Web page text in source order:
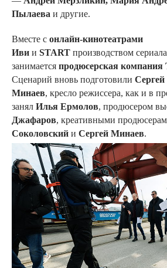
Пылаева и другие.
Вместе с онлайн-кинотеатрами
Иви и START производством сериала
занимается продюсерская компания
Сценарий вновь подготовили
Минаев, кресло режиссера, как и в
занял Илья Ермолов, продюсером
Джафаров, креативными
Соколовский и Сергей Минаев.